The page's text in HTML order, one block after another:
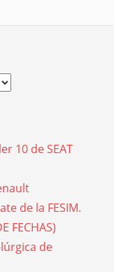
10 de SEAT
de la FESIM.
FECHAS)
de